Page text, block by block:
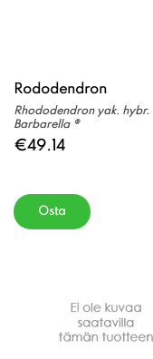
Rododendron
Rhododendron yak. hybr.
Barbarella ®
€49.14
Osta